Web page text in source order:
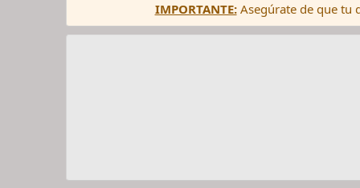
IMPORTANTE:Asegúrate de que tu